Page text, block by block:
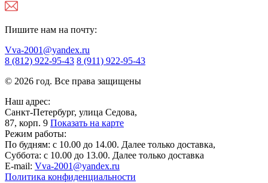
Пишите нам на почту:
Vva-2001@yandex.ru
8 (812) 922-95-43 8 (911) 922-95-43
© 2026 год. Все права защищены
Наш адрес:
Санкт-Петербург, улица Седова,
87, корп. 9 Показать на карте
Режим работы:
По будням: с 10.00 до 14.00. Далее только доставка,
Суббота: с 10.00 до 13.00. Далее только доставка
E-mail: Vva-2001@yandex.ru
Политика конфиденциальности